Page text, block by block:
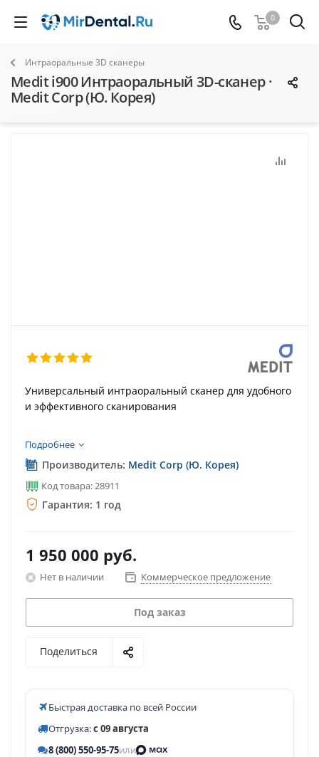
0
Интраоральные 3D сканеры
Medit i900 Интраоральный 3D-сканер ·
Medit Corp (Ю. Корея)
Универсальный интраоральный сканер для удобного
и эффективного сканирования
Подробнее
Производитель: Medit Corp (Ю. Корея)
Код товара: 28911
Гарантия: 1 год
1 950 000 руб.
Нет в наличии Коммерческое предложение
Под заказ
Поделиться
Быстрая доставка по всей России
Отгрузка:с 09 августа
8 (800) 550-95-75или